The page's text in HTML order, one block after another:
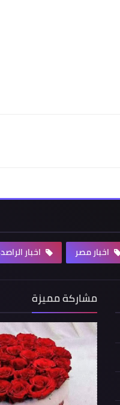
اخبار مصر اخبار الراصد24
مشاركة مميزة